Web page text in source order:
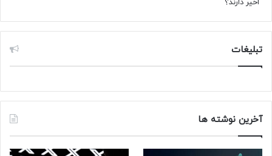
تبلیغات
آخرین نوشته ها